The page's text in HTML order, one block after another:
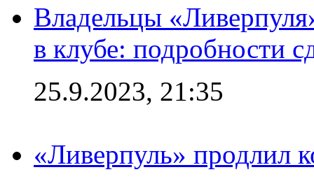
Владельцы
в клубе: подробности
25.9.2023, 21:35
«Ливерпуль» продлил